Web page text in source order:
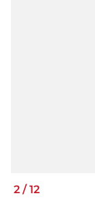
2 /12